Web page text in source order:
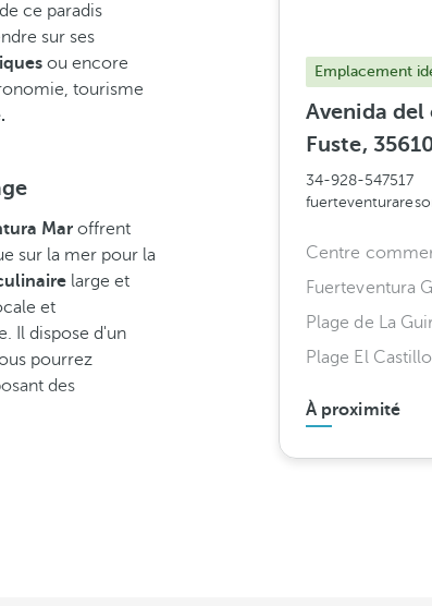
ce paradis
sur ses
ou encore
tourisme
Mar offrent
sur la mer pour la
large et
et
Il dispose d'un
pourrez
des
Emplacement
Avenida del
Fuste,
34-928-547517
Centre
Fuerteventura
Plage de La
Plage El Castillo
À proximité